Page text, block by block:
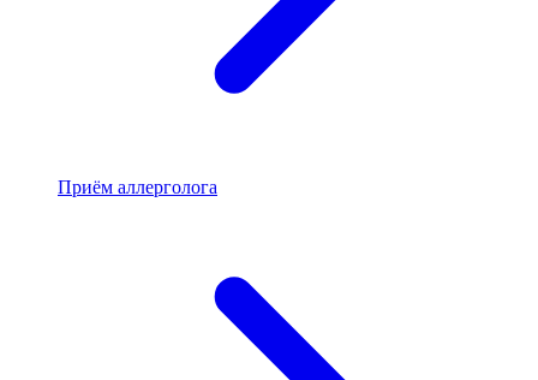
Приём аллерголога